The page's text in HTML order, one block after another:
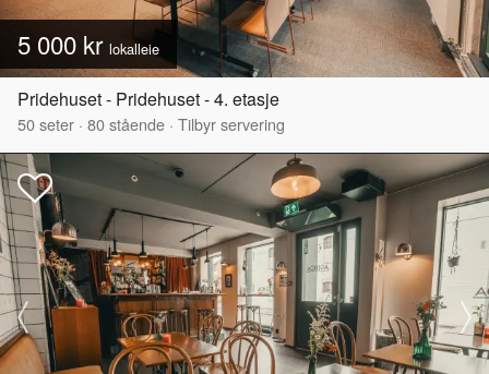
5 000 kr lokalleie
Pridehuset - Pridehuset - 4. etasje
50seter · 80stående · Tilbyr servering